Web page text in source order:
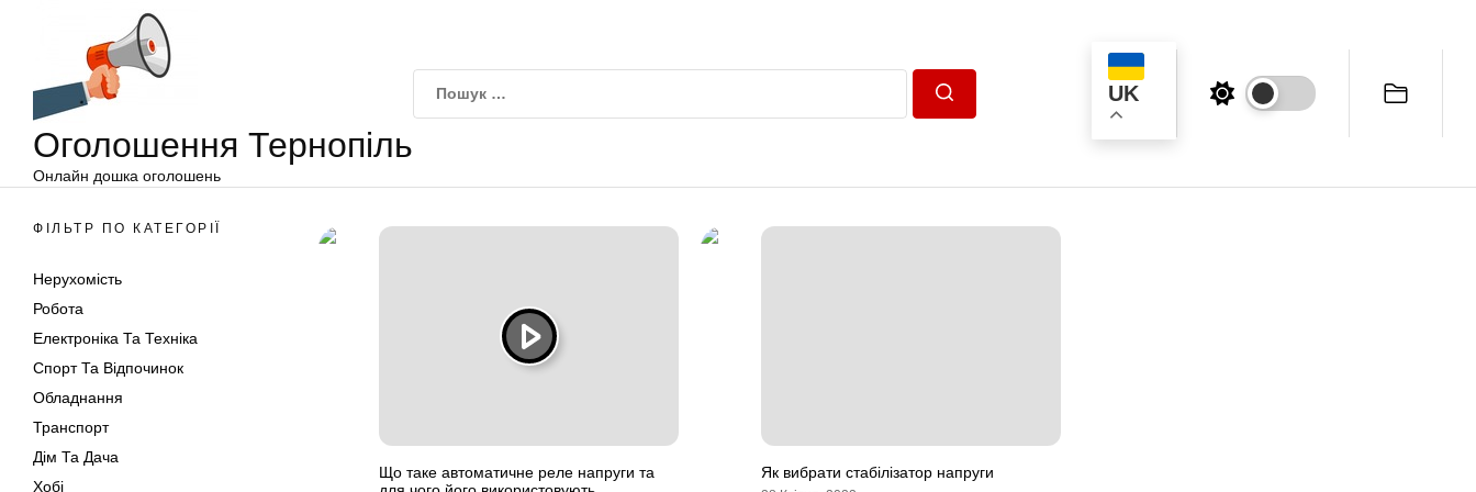
Оголошення Тернопіль
Онлайн дошка оголошень
UK
ФІЛЬТР ПО КАТЕГОРІЇ
Нерухомість
Робота
Електроніка Та Техніка
Спорт Та Відпочинок
Обладнання
Транспорт
Дім Та Дача
Хобі
Що таке автоматичне реле напруги та
Як вибрати стабілізатор напруги